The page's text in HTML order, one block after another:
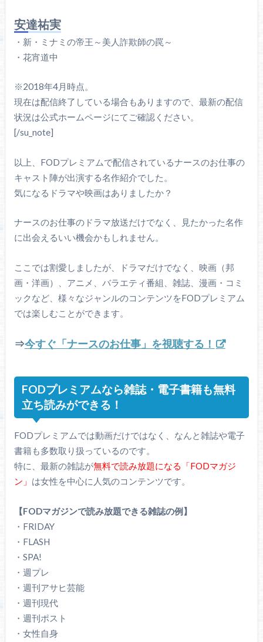
安達祐実
・新・ミナミの帝王～美人詐欺師の罠～
・花宵道中
※2018年4月時点。
現在は配信終了している場合もありますので、最新の配信
状況は公式ホームページにてご確認ください。
[/su_note]
以上、FODプレミアムで配信されているナースのお仕事の
キャスト陣が出演する名作紹介でした。
気になるドラマや映画はありましたか？
ナースのお仕事のドラマ放送だけでなく、見たかった名作
に出会えるいい機会かもしれません。
ここでは割愛しましたが、ドラマだけでなく、映画（邦
画・洋画）、アニメ、バラエティ番組、雑誌、漫画・コミ
ックなど、様々なジャンルのコンテンツをFODプレミアム
では楽しむことができます。
⇒今すぐ「ナースのお仕事」を視聴する！
FODプレミアムなら雑誌・電子書籍も無料
立ち読みができる！
FODプレミアムでは動画だけではなく、なんと雑誌や電子
書籍も多数取り扱っているのです。
特に、最新の雑誌が無料で読み放題になる「FODマガジ
ン」 は女性を中心に人気のコンテンツです。
【FODマガジンで読み放題できる雑誌の例】
・FRIDAY
・FLASH
・SPA!
・週プレ
・週刊アサヒ芸能
・週刊現代
・週刊ポスト
・女性自身